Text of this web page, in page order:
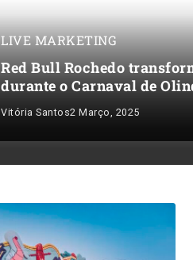
LIVE MARKETING
Red Bull Rochedo
durante o Carnaval de
Vitória Santos2 Março, 2025